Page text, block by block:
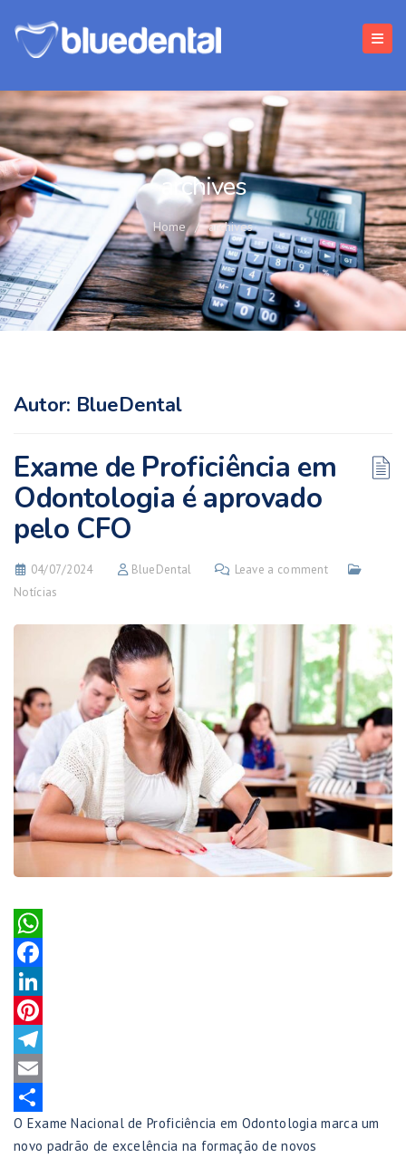
archives
Home / archives
Autor: BlueDental
Exame de Proficiência em
Odontologia é aprovado
pelo CFO
04/07/2024 BlueDental
Leave a comment
Notícias
WhatsApp
Facebook
LinkedIn
Pinterest
Telegram
Email
Share
O Exame Nacional de Proficiência em Odontologia marca um
novo padrão de excelência na formação de novos